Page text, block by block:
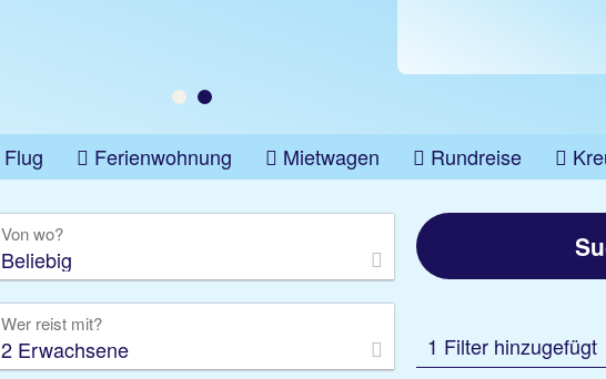
Flug Ferienwohnung Mietwagen Rundreise
Von wo?
Beliebig
Wer reist mit?
2 Erwachsene 1 Filter hinzugefügt